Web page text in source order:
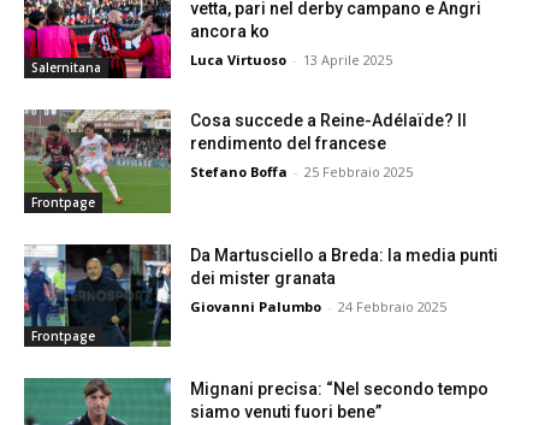
Salernitana
vetta, pari nel derby campano e Angri
ancora ko
Luca Virtuoso - 13 Aprile 2025
Frontpage
Cosa succede a Reine-Adélaïde? Il
rendimento del francese
Stefano Boffa - 25 Febbraio 2025
Frontpage
Da Martusciello a Breda: la media punti
dei mister granata
Giovanni Palumbo - 24 Febbraio 2025
Mignani precisa: “Nel secondo tempo
siamo venuti fuori bene”